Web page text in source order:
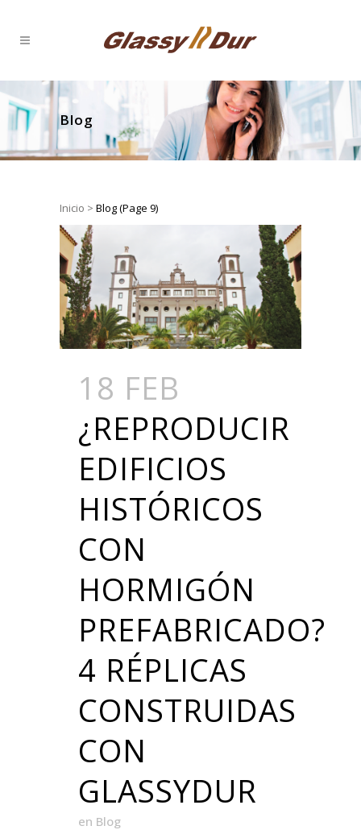
Blog
Inicio > Blog(Page 9)
18 FEB
¿REPRODUCIR
EDIFICIOS
HISTÓRICOS
CON
HORMIGÓN
PREFABRICADO?
4 RÉPLICAS
CONSTRUIDAS
CON
GLASSYDUR
en Blog